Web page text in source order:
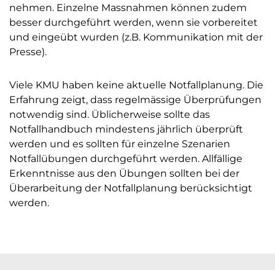
nehmen. Einzelne Massnahmen können zudem
besser durchgeführt werden, wenn sie vorbereitet
und eingeübt wurden (z.B. Kommunikation mit der
Presse).
Viele KMU haben keine aktuelle Notfallplanung. Die
Erfahrung zeigt, dass regelmässige Überprüfungen
notwendig sind. Üblicherweise sollte das
Notfallhandbuch mindestens jährlich überprüft
werden und es sollten für einzelne Szenarien
Notfallübungen durchgeführt werden. Allfällige
Erkenntnisse aus den Übungen sollten bei der
Überarbeitung der Notfallplanung berücksichtigt
werden.